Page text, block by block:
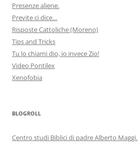
Presenze aliene.
Previte ci dice…
Risposte Cattoliche (Moreno)
Tips and Tricks
Tu lo chiami dio, io invece Zio!
Video Pontilex
Xenofobia
BLOGROLL
Centro studi Biblici di padre Alberto Maggi.